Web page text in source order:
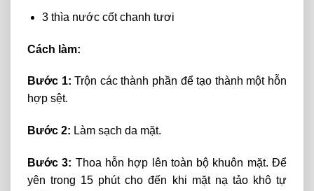
3 thìa nước cốt chanh tươi
Cách làm:
Bước 1: Trộn các thành phần để tạo thành một hỗn
hợp sệt.
Bước 2: Làm sạch da mặt.
Bước 3: Thoa hỗn hợp lên toàn bộ khuôn mặt. Để
yên trong 15 phút cho đến khi mặt nạ tảo khô tự